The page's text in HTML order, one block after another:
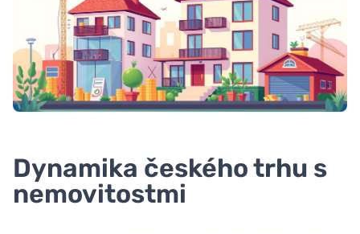
Dynamika českého trhu s
nemovitostmi